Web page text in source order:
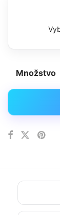
Množstvo